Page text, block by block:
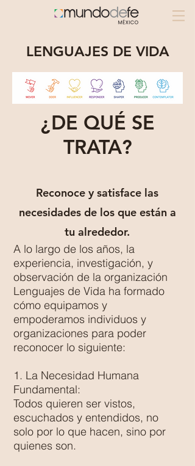
LENGUAJES DE VIDA
¿DE QUÉ SE
TRATA?
Reconoce y satisface las
necesidades de los que están a
tu alrededor.
A lo largo de los años, la
experiencia, investigación, y
observación de la organización
Lenguajes de Vida ha formado
cómo equipamos y
empoderamos individuos y
organizaciones para poder
reconocer lo siguiente:
1. La Necesidad Humana
Fundamental:
Todos quieren ser vistos,
escuchados y entendidos, no
solo por lo que hacen, sino por
quienes son.